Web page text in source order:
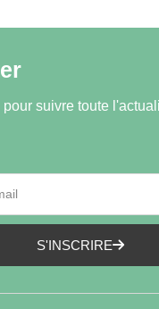
pour suivre toute
S'INSCRIRE